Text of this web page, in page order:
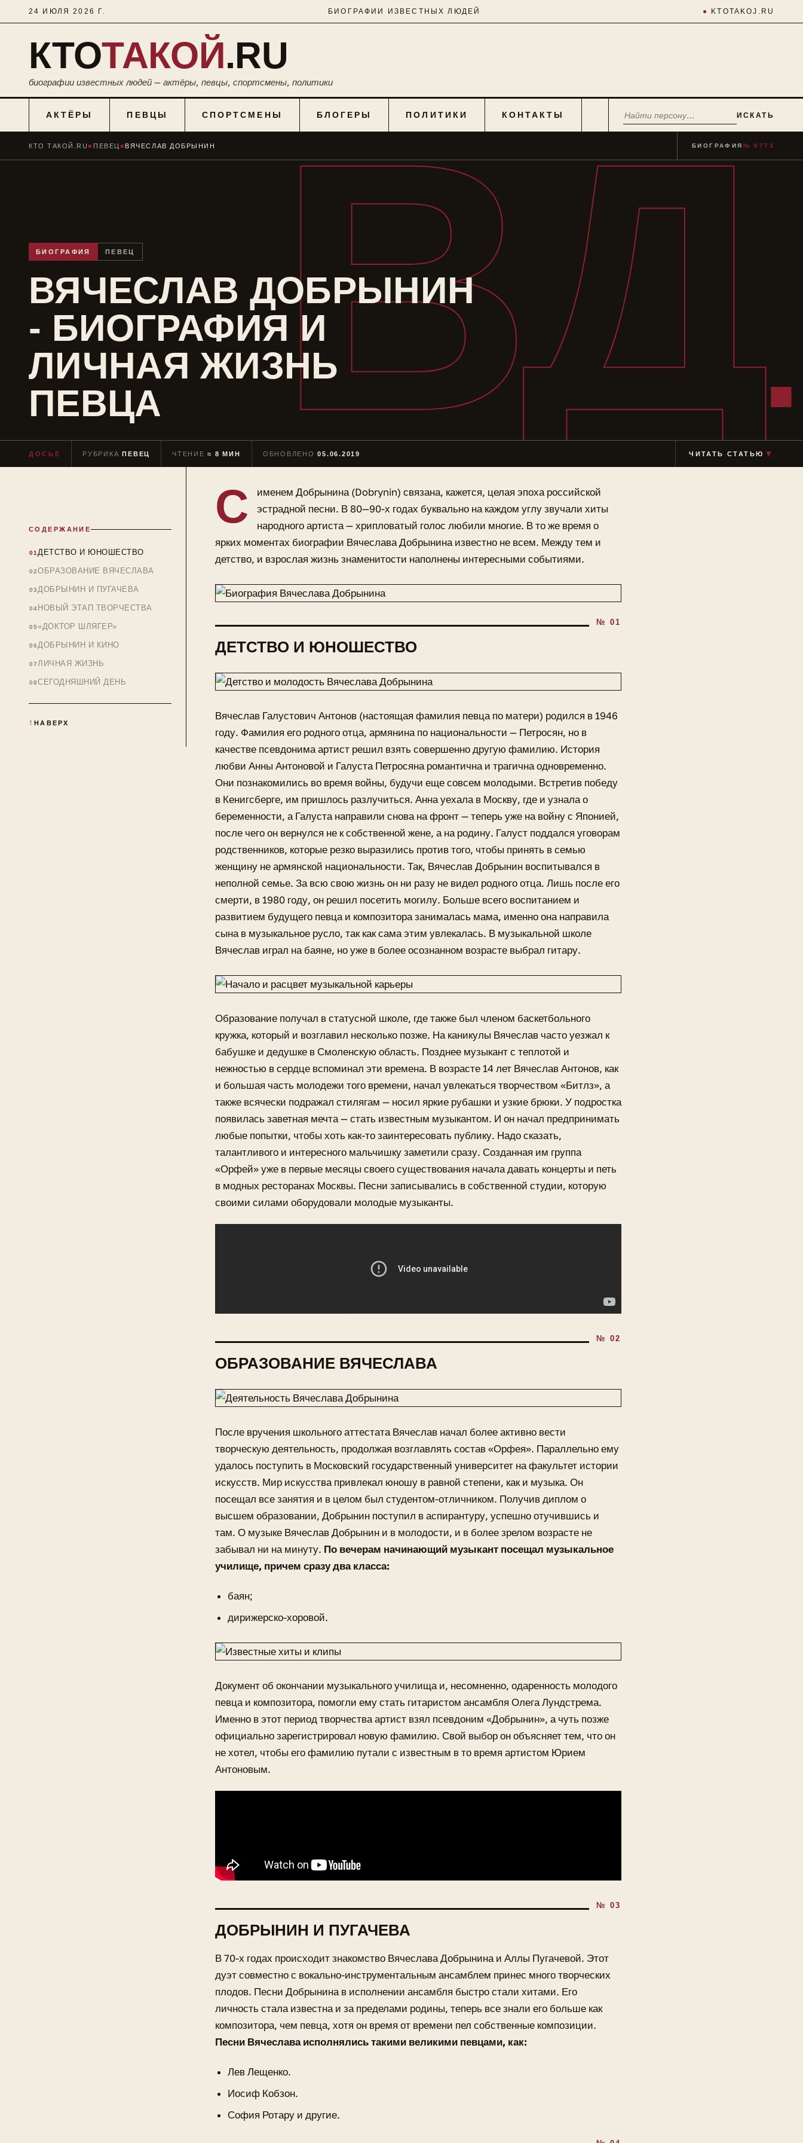
24 ИЮЛЯ 2026 Г. БИОГРАФИИ ИЗВЕСТНЫХ ЛЮДЕЙ ● KTOTAKOJ.RU
КТОТАКОЙ.RU
биографии известных людей — актёры, певцы, спортсмены, политики
АКТЁРЫ ПЕВЦЫ СПОРТСМЕНЫ БЛОГЕРЫ ПОЛИТИКИ КОНТАКТЫ ИСКАТЬ
ВД
КТО ТАКОЙ.RU■ ПЕВЕЦ ■ ВЯЧЕСЛАВ ДОБРЫНИН БИОГРАФИЯ № 0773
БИОГРАФИЯ ПЕВЕЦ
ВЯЧЕСЛАВ ДОБРЫНИН
- БИОГРАФИЯ И
ЛИЧНАЯ ЖИЗНЬ
ПЕВЦА
ДОСЬЕ РУБРИКАПЕВЕЦ ЧТЕНИЕ≈ 8 МИН ОБНОВЛЕНО05.06.2019 ЧИТАТЬ СТАТЬЮ ▼
СОДЕРЖАНИЕ
ДЕТСТВО И ЮНОШЕСТВО
ОБРАЗОВАНИЕ ВЯЧЕСЛАВА
ДОБРЫНИН И ПУГАЧЕВА
НОВЫЙ ЭТАП ТВОРЧЕСТВА
«ДОКТОР ШЛЯГЕР»
ДОБРЫНИН И КИНО
ЛИЧНАЯ ЖИЗНЬ
СЕГОДНЯШНИЙ ДЕНЬ
НАВЕРХ
С
именем Добрынина (Dobrynin) связана, кажется, целая эпоха российской
эстрадной песни. В 80—90-х годах буквально на каждом углу звучали хиты
народного артиста — хрипловатый голос любили многие. В то же время о
ярких моментах биографии Вячеслава Добрынина известно не всем. Между тем и
детство, и взрослая жизнь знаменитости наполнены интересными событиями.
ДЕТСТВО И ЮНОШЕСТВО
Вячеслав Галустович Антонов (настоящая фамилия певца по матери) родился в 1946
году. Фамилия его родного отца, армянина по национальности — Петросян, но в
качестве псевдонима артист решил взять совершенно другую фамилию. История
любви Анны Антоновой и Галуста Петросяна романтична и трагична одновременно.
Они познакомились во время войны, будучи еще совсем молодыми. Встретив победу
в Кенигсберге, им пришлось разлучиться. Анна уехала в Москву, где и узнала о
беременности, а Галуста направили снова на фронт — теперь уже на войну с Японией,
после чего он вернулся не к собственной жене, а на родину. Галуст поддался уговорам
родственников, которые резко выразились против того, чтобы принять в семью
женщину не армянской национальности. Так, Вячеслав Добрынин воспитывался в
неполной семье. За всю свою жизнь он ни разу не видел родного отца. Лишь после его
смерти, в 1980 году, он решил посетить могилу. Больше всего воспитанием и
развитием будущего певца и композитора занималась мама, именно она направила
сына в музыкальное русло, так как сама этим увлекалась. В музыкальной школе
Вячеслав играл на баяне, но уже в более осознанном возрасте выбрал гитару.
Образование получал в статусной школе, где также был членом баскетбольного
кружка, который и возглавил несколько позже. На каникулы Вячеслав часто уезжал к
бабушке и дедушке в Смоленскую область. Позднее музыкант с теплотой и
нежностью в сердце вспоминал эти времена. В возрасте 14 лет Вячеслав Антонов, как
и большая часть молодежи того времени, начал увлекаться творчеством «Битлз», а
также всячески подражал стилягам — носил яркие рубашки и узкие брюки. У подростка
появилась заветная мечта — стать известным музыкантом. И он начал предпринимать
любые попытки, чтобы хоть как-то заинтересовать публику. Надо сказать,
талантливого и интересного мальчишку заметили сразу. Созданная им группа
«Орфей» уже в первые месяцы своего существования начала давать концерты и петь
в модных ресторанах Москвы. Песни записывались в собственной студии, которую
своими силами оборудовали молодые музыканты.
ОБРАЗОВАНИЕ ВЯЧЕСЛАВА
После вручения школьного аттестата Вячеслав начал более активно вести
творческую деятельность, продолжая возглавлять состав «Орфея». Параллельно ему
удалось поступить в Московский государственный университет на факультет истории
искусств. Мир искусства привлекал юношу в равной степени, как и музыка. Он
посещал все занятия и в целом был студентом-отличником. Получив диплом о
высшем образовании, Добрынин поступил в аспирантуру, успешно отучившись и
там. О музыке Вячеслав Добрынин и в молодости, и в более зрелом возрасте не
забывал ни на минуту. По вечерам начинающий музыкант посещал музыкальное
училище, причем сразу два класса:
баян;
дирижерско-хоровой.
Документ об окончании музыкального училища и, несомненно, одаренность молодого
певца и композитора, помогли ему стать гитаристом ансамбля Олега Лундстрема.
Именно в этот период творчества артист взял псевдоним «Добрынин», а чуть позже
официально зарегистрировал новую фамилию. Свой выбор он объясняет тем, что он
не хотел, чтобы его фамилию путали с известным в то время артистом Юрием
Антоновым.
ДОБРЫНИН И ПУГАЧЕВА
В 70-х годах происходит знакомство Вячеслава Добрынина и Аллы Пугачевой. Этот
дуэт совместно с вокально-инструментальным ансамблем принес много творческих
плодов. Песни Добрынина в исполнении ансамбля быстро стали хитами. Его
личность стала известна и за пределами родины, теперь все знали его больше как
композитора, чем певца, хотя он время от времени пел собственные композиции.
Песни Вячеслава исполнялись такими великими певцами, как:
Лев Лещенко.
Иосиф Кобзон.
София Ротару и другие.